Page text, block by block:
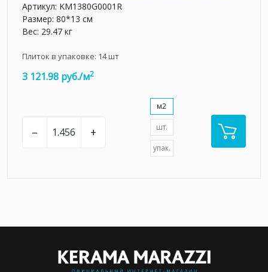
Артикул: KM1380G0001R
Размер: 80*13 см
Вес: 29.47 кг
Плиток в упаковке: 14шт
3 121.98 руб./м2
– +
м2
шт.
упак.